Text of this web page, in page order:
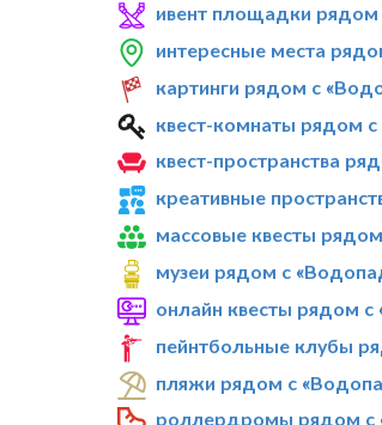
ивент площадки
интересные места
картинги рядом с
квест-комнаты рядом
квест-пространства
креативные
массовые квесты
музеи рядом с
онлайн квесты рядом
пейнтбольные клубы
пляжи рядом с
роллердромы рядом с